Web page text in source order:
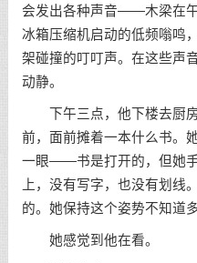
会发出各种声音——木梁在午
冰箱压缩机启动的低频嗡鸣
架碰撞的叮叮声。在这些声
动静。
下午三点，他下楼去厨房
前，面前摊着一本什么书。
一眼——书是打开的，但她
上，没有写字，也没有划线
的。她保持这个姿势不知道多
她感觉到他在看。